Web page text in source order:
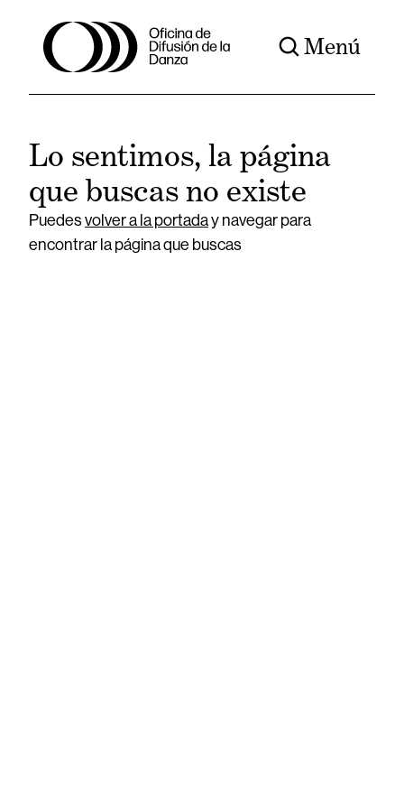
Menú
Lo sentimos, la página
que buscas no existe
Puedesvolver a la portaday navegar para
encontrar la página que buscas